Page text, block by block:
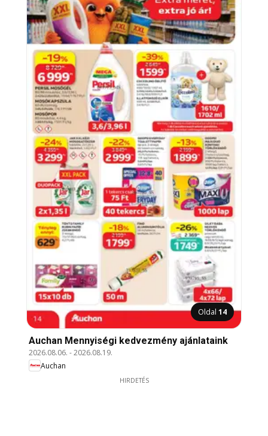
Oldal 14
Auchan Mennyiségi kedvezmény ajánlataink
2026.08.06. -2026.08.19.
Auchan
HIRDETÉS